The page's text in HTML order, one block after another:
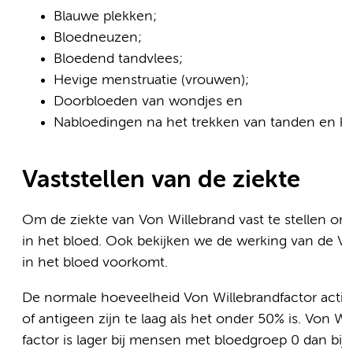
Blauwe plekken;
Bloedneuzen;
Bloedend tandvlees;
Hevige menstruatie (vrouwen);
Doorbloeden van wondjes en
Nabloedingen na het trekken van tanden en
Vaststellen van de ziekte
Om de ziekte van Von Willebrand vast te stellen
in het bloed. Ook bekijken we de werking van
in het bloed voorkomt.
De normale hoeveelheid Von Willebrandfactor
of antigeen zijn te laag als het onder 50% is. Von
factor is lager bij mensen met bloedgroep 0 dan